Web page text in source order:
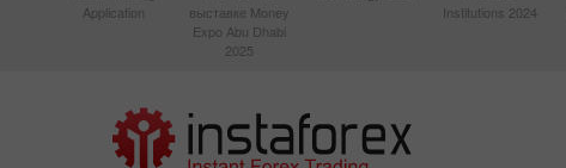
Application
выставке Money
Expo Abu Dhabi
2025
Institutions 2024